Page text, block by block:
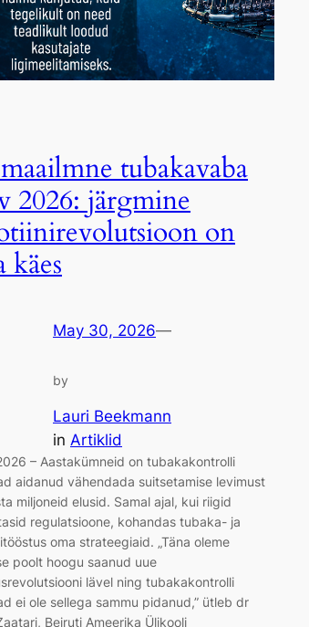
tubakavaba
2026: järgmine
on
käes
May 30, 2026—
by
Lauri Beekmann
in Artiklid
– Aastakümneid on tubakakontrolli
aidanud vähendada suitsetamise levimust
miljoneid elusid. Samal ajal, kui riigid
regulatsioone, kohandas tubaka- ja
oma strateegiaid. „Täna oleme
poolt hoogu saanud uue
lävel ning tubakakontrolli
ei ole sellega sammu pidanud,” ütleb dr
Beiruti Ameerika Ülikooli